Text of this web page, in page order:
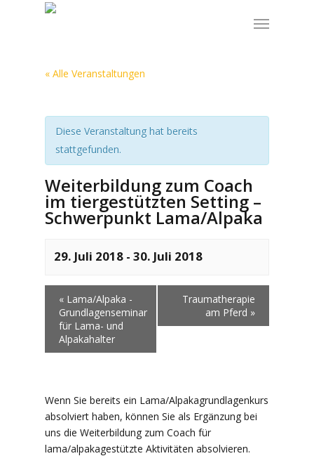
« Alle Veranstaltungen
Diese Veranstaltung hat bereits
stattgefunden.
Weiterbildung zum Coach
im tiergestützten Setting –
Schwerpunkt Lama/Alpaka
29. Juli 2018 - 30. Juli 2018
« Lama/Alpaka -
Grundlagenseminar
für Lama- und
Alpakahalter
Traumatherapie
am Pferd »
Wenn Sie bereits ein Lama/Alpakagrundlagenkurs
absolviert haben, können Sie als Ergänzung bei
uns die Weiterbildung zum Coach für
lama/alpakagestützte Aktivitäten absolvieren.